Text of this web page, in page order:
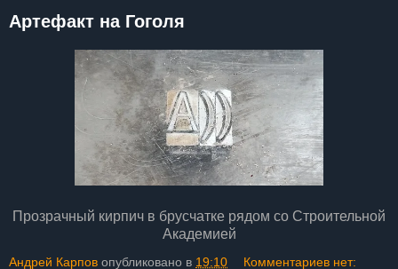
Артефакт на Гоголя
Прозрачный кирпич в брусчатке рядом со Строительной
Академией
Андрей Карпов опубликовано в 19:10 Комментариев нет: